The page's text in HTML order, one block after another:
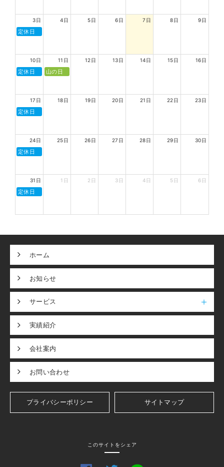
3日
定休日
4日 5日 6日 7日 8日 9日
10日
定休日
11日
山の日
12日 13日 14日 15日 16日
17日
定休日
18日 19日 20日 21日 22日 23日
24日
定休日
25日 26日 27日 28日 29日 30日
31日
定休日
1日 2日 3日 4日 5日 6日
ホーム
お知らせ
サービス
実績紹介
会社案内
お問い合わせ
プライバシーポリシー サイトマップ
このサイトをシェア